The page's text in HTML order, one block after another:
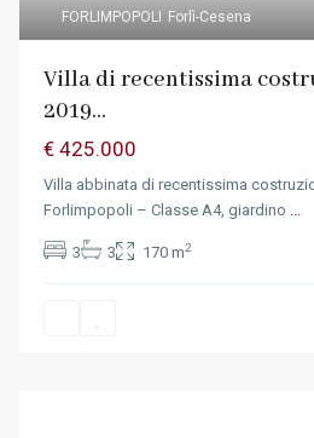
FORLIMPOPOLI Forlì-Cesena
Villa di recentissima
2019...
€ 425.000
Villa abbinata di recentissima
Forlimpopoli – Classe A4, giardino ...
3 3 170 m2